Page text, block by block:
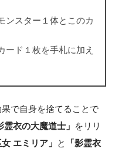
ンスター１体とこのカ
ード１枚を手札に加え
果で自身を捨てることで
霊衣の大魔道士」 をリリ
エミリア」 と
「影霊衣